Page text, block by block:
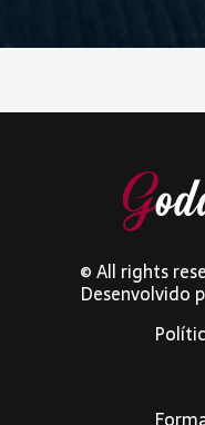
© All rights
Desenvolvido